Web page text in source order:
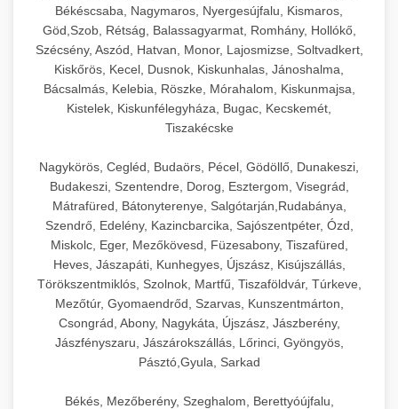
kereskedelmi sajtreszelő
professzionális vendéglátóipari kellékek.
Minden, ami szükséges éttermi és catering
műveletekhez.
chef-iparikonyhagepek.hu
kereskedelmi konyhai megoldások
Békéscsaba, Nagymaros, Nyergesújfalu, Kismaros,
Göd,Szob, Rétság, Balassagyarmat, Romhány, Hollókő,
Szécsény, Aszód, Hatvan, Monor, Lajosmizse, Soltvadkert,
Kiskőrös, Kecel, Dusnok, Kiskunhalas, Jánoshalma,
Bácsalmás, Kelebia, Röszke, Mórahalom, Kiskunmajsa,
Kistelek, Kiskunfélegyháza, Bugac, Kecskemét,
Tiszakécske
Nagykörös, Cegléd, Budaörs, Pécel, Gödöllő, Dunakeszi,
Budakeszi, Szentendre, Dorog, Esztergom, Visegrád,
Mátrafüred, Bátonyterenye, Salgótarján,Rudabánya,
Szendrő, Edelény, Kazincbarcika, Sajószentpéter, Ózd,
Miskolc, Eger, Mezőkövesd, Füzesabony, Tiszafüred,
Heves, Jászapáti, Kunhegyes, Újszász, Kisújszállás,
Törökszentmiklós, Szolnok, Martfű, Tiszaföldvár, Túrkeve,
Mezőtúr, Gyomaendrőd, Szarvas, Kunszentmárton,
Csongrád, Abony, Nagykáta, Újszász, Jászberény,
Jászfényszaru, Jászárokszállás, Lőrinci, Gyöngyös,
Pásztó,Gyula, Sarkad
Békés, Mezőberény, Szeghalom, Berettyóújfalu,